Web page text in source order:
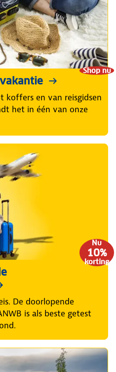
Shop nu
koffers en van reisgidsen
het in één van onze
Nu
10%
korting
De doorlopende
is als beste getest